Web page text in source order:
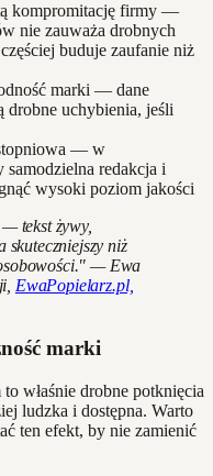
kompromitację firmy —
nie zauważa drobnych
buduje zaufanie niż
marki — dane
drobne uchybienia, jeśli
— w
samodzielna redakcja i
wysoki poziom jakości
tekst żywy,
skuteczniejszy niż
— Ewa
EwaPopielarz.pl,
marki
właśnie drobne potknięcia
ludzka i dostępna. Warto
ten efekt, by nie zamienić